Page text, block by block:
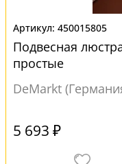
450015805
Подвесная
простые
DeMarkt
5 693 ₽